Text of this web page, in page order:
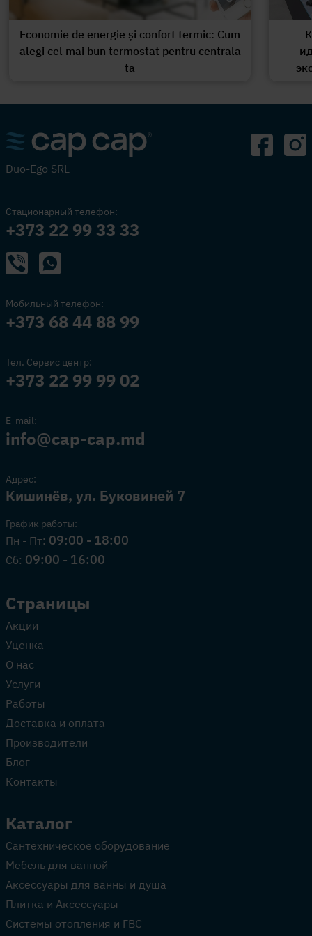
Economie de energie și confort termic: Cum
alegi cel mai bun termostat pentru centrala
ta
Duo-Ego SRL
Стационарный телефон:
+373 22 99 33 33
Мобильный телефон:
+373 68 44 88 99
Тел. Сервис центр:
+373 22 99 99 02
E-mail:
info@cap-cap.md
Адрес:
Кишинёв, ул. Буковиней 7
График работы:
Пн - Пт: 09:00 - 18:00
Сб: 09:00 - 16:00
Страницы
Акции
Уценка
О нас
Услуги
Работы
Доставка и оплата
Производители
Блог
Контакты
Каталог
Сантехническое оборудование
Мебель для ванной
Аксессуары для ванны и душа
Плитка и Аксессуары
Системы отопления и ГВС